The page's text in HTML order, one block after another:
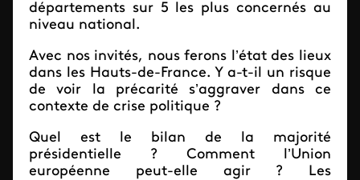
départements sur 5 les plus concernés au
niveau national.
Avec nos invités, nous ferons l’état des lieux
dans les Hauts-de-France. Y a-t-il un risque
de voir la précarité s’aggraver dans ce
contexte de crise politique ?
Quel est le bilan de la majorité
présidentielle ? Comment l’Union
européenne peut-elle agir ? Les